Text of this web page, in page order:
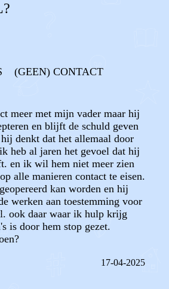
(GEEN) CONTACT
meer met mijn vader maar hij
en blijft de schuld geven
denkt dat het allemaal door
heb al jaren het gevoel dat hij
en ik wil hem niet meer zien
alle manieren contact te eisen.
kan worden en hij
werken aan toestemming voor
ook daar waar ik hulp krijg
is door hem stop gezet.
17-04-2025